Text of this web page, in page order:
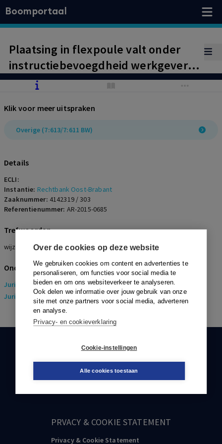
Over de cookies op deze website
We gebruiken cookies om content en advertenties te
personaliseren, om functies voor social media te
bieden en om ons websiteverkeer te analyseren.
Ook delen we informatie over jouw gebruik van onze
site met onze partners voor social media, adverteren
en analyse.
Privacy- en cookieverklaring
Cookie-instellingen
Alle cookies toestaan
Boomportaal
Plaatsing in flexpoule valt onder
instructiebevoegdheid werkgever,
waaraan werkneemster zich dient
Klik voor meer uitspraken
Overige (7:613/7:611 BW)
Details
ECLI:
Instantie: Rechtbank Oost-Brabant
Zaaknummer: 4142319 / 303
Referentienummer: AR-2015-0685
Trefwoorden
wijziging werkplek, instructiebevoegdheid, plaatsing in flexpoule
Onderwerpen
Juridisch> Arbeidsrecht
Juridisch > Sociaal Zekerheidsrecht
KLANTENSERVICE
088-0301000
PRVACY & COOKIE STATEMENT
Privacy & Cookie Statement